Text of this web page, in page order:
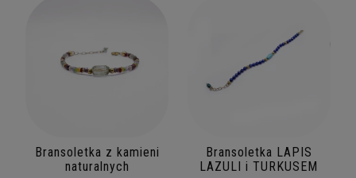
Bransoletka z kamieni
naturalnych
Bransoletka LAPIS
LAZULI i TURKUSEM